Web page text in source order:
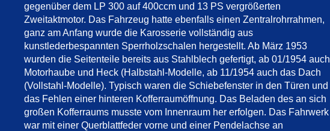
gegenüber dem LP 300 auf 400ccm und 13 PS vergrößerten
Zweitaktmotor. Das Fahrzeug hatte ebenfalls einen Zentralrohrrahmen,
ganz am Anfang wurde die Karosserie vollständig aus
kunstlederbespannten Sperrholzschalen hergestellt. Ab März 1953
wurden die Seitenteile bereits aus Stahlblech gefertigt, ab 01/1954 auch
Motorhaube und Heck (Halbstahl-Modelle, ab 11/1954 auch das Dach
(Vollstahl-Modelle). Typisch waren die Schiebefenster in den Türen und
das Fehlen einer hinteren Kofferraumöffnung. Das Beladen des an sich
großen Kofferraums musste vom Innenraum her erfolgen. Das Fahrwerk
war mit einer Querblattfeder vorne und einer Pendelachse an